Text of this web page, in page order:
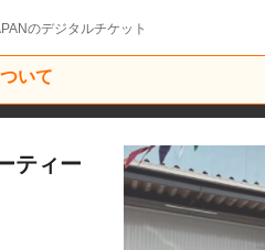
のデジタルチケット
いて
ティー